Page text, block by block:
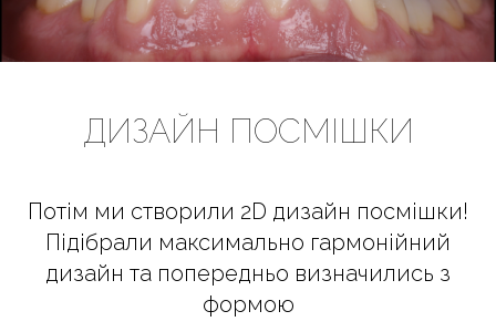
ДИЗАЙН ПОСМІШКИ
Потім ми створили 2D дизайн посмішки!
Підібрали максимально гармонійний
дизайн та попередньо визначились з
формою